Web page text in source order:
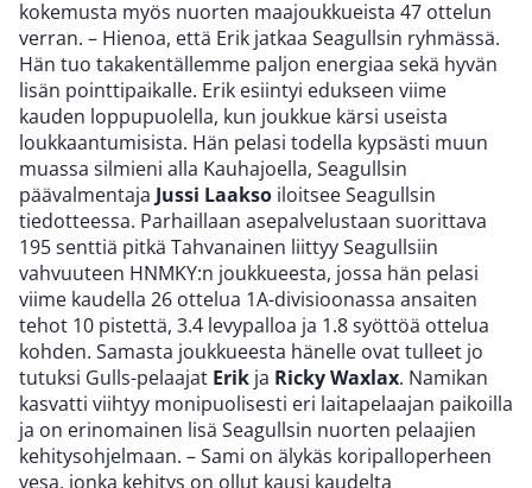
kokemusta myös nuorten maajoukkueista 47 ottelun
verran. – Hienoa, että Erik jatkaa Seagullsin ryhmässä.
Hän tuo takakentällemme paljon energiaa sekä hyvän
lisän pointtipaikalle. Erik esiintyi edukseen viime
kauden loppupuolella, kun joukkue kärsi useista
loukkaantumisista. Hän pelasi todella kypsästi muun
muassa silmieni alla Kauhajoella, Seagullsin
päävalmentaja Jussi Laakso iloitsee Seagullsin
tiedotteessa. Parhaillaan asepalvelustaan suorittava
195 senttiä pitkä Tahvanainen liittyy Seagullsiin
vahvuuteen HNMKY:n joukkueesta, jossa hän pelasi
viime kaudella 26 ottelua 1A-divisioonassa ansaiten
tehot 10 pistettä, 3.4 levypalloa ja 1.8 syöttöä ottelua
kohden. Samasta joukkueesta hänelle ovat tulleet jo
tutuksi Gulls-pelaajat Erik ja Ricky Waxlax. Namikan
kasvatti viihtyy monipuolisesti eri laitapelaajan paikoilla
ja on erinomainen lisä Seagullsin nuorten pelaajien
kehitysohjelmaan. – Sami on älykäs koripalloperheen
vesa, jonka kehitys on ollut kausi kaudelta